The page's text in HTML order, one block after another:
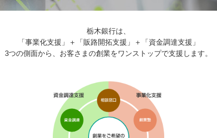
栃木銀行は、
「事業化支援」＋「販路開拓支援」＋「資金調達支援」
3つの側面から、お客さまの創業をワンストップで支援します。